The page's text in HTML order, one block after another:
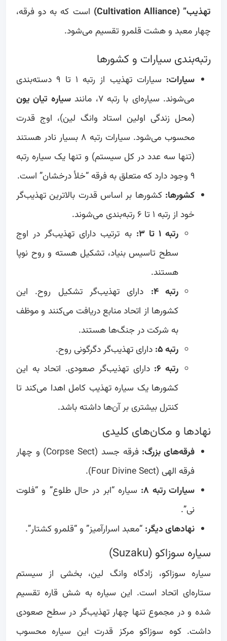
تهذیب” (Cultivation Alliance)
است که به دو فرقه،
چهار معبد و هشت قلمرو تقسیم می‌شود.
رتبه‌بندی سیارات و کشورها
سیارات:
سیارات تهذیب از رتبه ۱ تا ۹ دسته‌بندی
می‌شوند. سیاره‌ای با رتبه ۷، مانند
سیاره تیان یون
(محل زندگی اولین استاد وانگ لین)، اوج قدرت
محسوب می‌شود. سیارات رتبه ۸ بسیار نادر هستند
(تنها سه عدد در کل سیستم) و تنها یک سیاره رتبه
۹ وجود دارد که متعلق به فرقه “خلأ درخشان” است.
کشورها: کشورها بر اساس قدرت بالاترین تهذیب‌گر
خود از رتبه ۱ تا ۶ رتبه‌بندی می‌شوند.
رتبه ۱ تا ۳:
به ترتیب دارای تهذیب‌گر در اوج
سطح تاسیس بنیاد، تشکیل هسته و روح نوپا
هستند.
رتبه ۴:
دارای تهذیب‌گر تشکیل روح. این
کشورها از اتحاد منابع دریافت می‌کنند و موظف
به شرکت در جنگ‌ها هستند.
رتبه ۵:
دارای تهذیب‌گر دگرگونی روح.
رتبه ۶:
دارای تهذیب‌گر صعودی. اتحاد به این
کشورها یک سیاره تهذیب کامل اهدا می‌کند تا
کنترل بیشتری بر آن‌ها داشته باشد.
نهادها و مکان‌های کلیدی
فرقه‌های بزرگ:
فرقه جسد (Corpse Sect) و چهار
فرقه الهی (Four Divine Sect).
سیارات رتبه ۸:
سیاره “ابر در حال طلوع” و “فلوت
نی”.
نهادهای دیگر: “معبد اسرارآمیز” و “قلمرو کشتار”.
سیاره سوزاکو (Suzaku)
سیاره سوزاکو، زادگاه وانگ لین، بخشی از سیستم
ستاره‌ای اتحاد است. این سیاره به شش قاره تقسیم
شده و در مجموع تنها چهار تهذیب‌گر در سطح صعودی
داشت. کوه سوزاکو مرکز قدرت این سیاره محسوب